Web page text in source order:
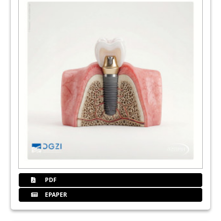
Dr. med. Dr. med. dent. Benno Syfrig
Straumann GmbH / botiss medical AG
Hi-Tec Implants
Knochenersatzmaterialien in der
Jürgen Isbaner
31Marktübersicht: Knochenersatzmaterialien
Redaktion
PDF
EPAPER